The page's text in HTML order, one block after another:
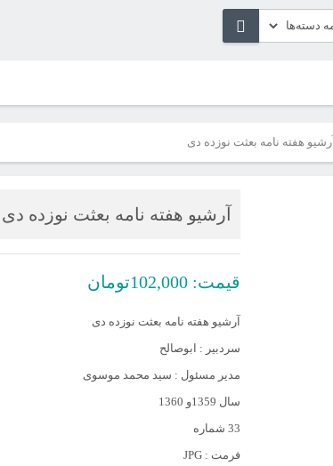
آرشیو هفته نامه بعثت نوزده دی
آرشیو هفته نامه بعثت نوزده دی
قیمت: 102,000تومان
آرشیو هفته نامه بعثت نوزده دی
سردبیر : ابوصالح
مدیر مسئول : سید محمد موسوی
سال 1359و 1360
33 شماره
فرمت : JPG